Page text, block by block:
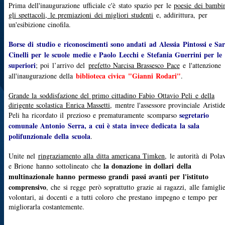
Prima dell'inaugurazione ufficiale c'è stato spazio per lepoesie dei
gli spettacoli, le premiazioni dei migliori studenti e, addirittura, per
un'esibizione cinofila.
Borse di studio e riconoscimenti sono andati ad Alessia Pintossi e
Cinelli per le scuole medie e Paolo Lecchi e Stefania Guerrini per le
superiori; poi l’arrivo del prefetto Narcisa Brassesco Pacee l'attenzione
all'inaugurazione della biblioteca civica "Gianni Rodari".
Grande la soddisfazione del primo cittadino Fabio Ottavio Peli e della
dirigente scolastica Enrica Massetti, mentre l'assessore provinciale Aristide
Peli ha ricordato il prezioso e prematuramente scomparsosegretario
comunale Antonio Serra, a cui è stata invece dedicata la sala
polifunzionale della scuola.
Unite nel ringraziamento alla ditta americana Timken, le autorità di
e Brione hanno sottolineato che la donazione in dollari della
multinazionale hanno permesso grandi passi avanti per l'istituto
comprensivo, che si regge però soprattutto grazie ai ragazzi, alle
volontari, ai docenti e a tutti coloro che prestano impegno e tempo per
migliorarla costantemente.